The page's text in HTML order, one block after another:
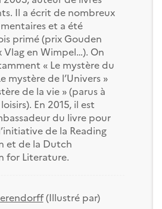
Il a écrit de nombreux
et a été
primé (prix Gouden
Vlag en Wimpel…). On
« Le mystère du
mystère de l’Univers »
de la vie » (parus à
En 2015, il est
du livre pour
de la Reading
et de la Dutch
for Literature.
(Illustré par)